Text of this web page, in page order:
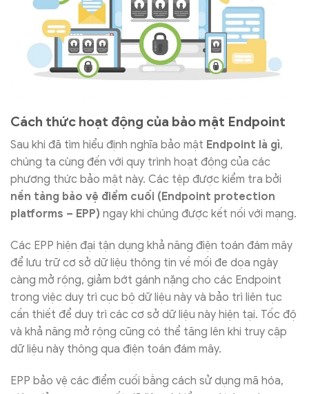
Cách thức hoạt động của bảo mật Endpoint
Sau khi đã tìm hiểu định nghĩa bảo mật Endpoint là gì,
chúng ta cùng đến với quy trình hoạt động của các
phương thức bảo mật này. Các tệp được kiểm tra bởi
nền tảng bảo vệ điểm cuối (Endpoint protection
platforms – EPP) ngay khi chúng được kết nối với mạng.
Các EPP hiện đại tận dụng khả năng điện toán đám mây
để lưu trữ cơ sở dữ liệu thông tin về mối đe dọa ngày
càng mở rộng, giảm bớt gánh nặng cho các Endpoint
trong việc duy trì cục bộ dữ liệu này và bảo trì liên tục
cần thiết để duy trì các cơ sở dữ liệu này hiện tại. Tốc độ
và khả năng mở rộng cũng có thể tăng lên khi truy cập
dữ liệu này thông qua điện toán đám mây.
EPP bảo vệ các điểm cuối bằng cách sử dụng mã hóa,